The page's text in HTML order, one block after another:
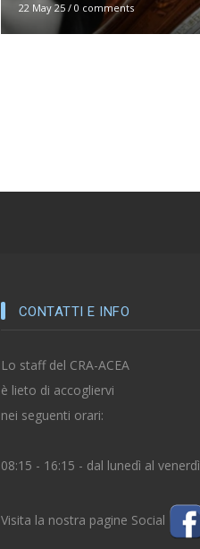
22 May 25 / 0 comments
CONTATTI E INFO
Lo staff del CRA-ACEA
è lieto di accogliervi
nei seguenti orari:
08:15 - 16:15 - dal lunedì al venerdì
Visita la nostra pagine Social